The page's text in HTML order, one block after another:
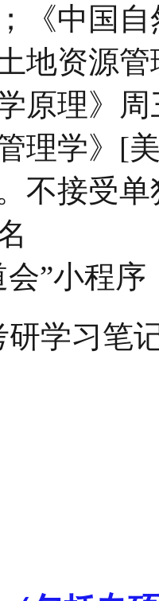
《中国
地资源
原理》
理学》[
不接受
”小程序
学习笔